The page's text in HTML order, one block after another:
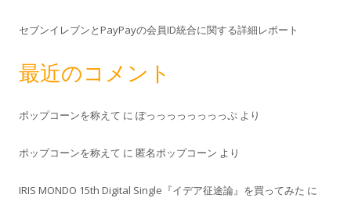
セブンイレブンとPayPayの会員ID統合に関する詳細レポート
最近のコメント
ポップコーンを称えて に ぽっっっっっっっっぷ より
ポップコーンを称えて に 匿名ポップコーン より
IRIS MONDO 15th Digital Single『イデア征途論』を買ってみた に